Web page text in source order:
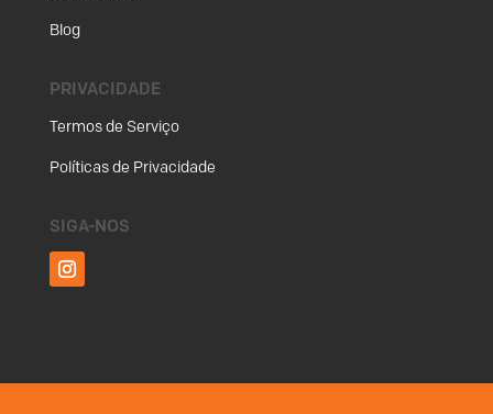
Blog
PRIVACIDADE
Termos de Serviço
Políticas de Privacidade
SIGA-NOS